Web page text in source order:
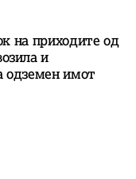
на приходите од
и
одземен имот